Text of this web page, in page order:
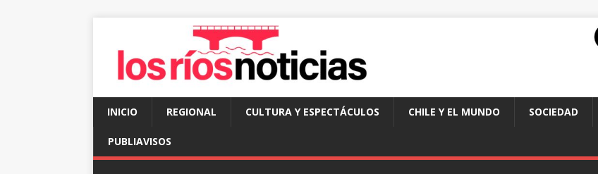
INICIO REGIONAL CULTURA Y ESPECTÁCULOS CHILE Y EL MUNDO SOCIEDAD
PUBLIAVISOS